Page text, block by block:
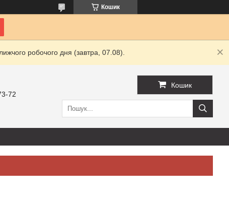
Кошик
робочого дня (завтра, 07.08).
72
Кошик